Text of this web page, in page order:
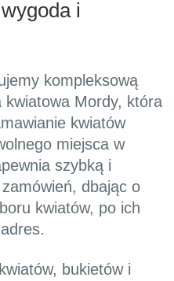
i
kompleksową
kwiatowa Mordy, która
kwiatów
miejsca w
szybką i
dbając o
kwiatów, po ich
bukietów i